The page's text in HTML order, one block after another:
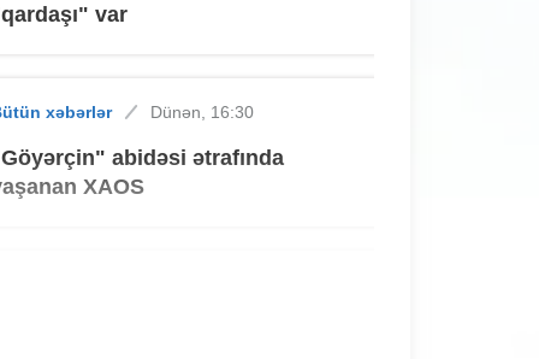
var
xəbərlər Dünən, 16:30
abidəsi ətrafında
XAOS